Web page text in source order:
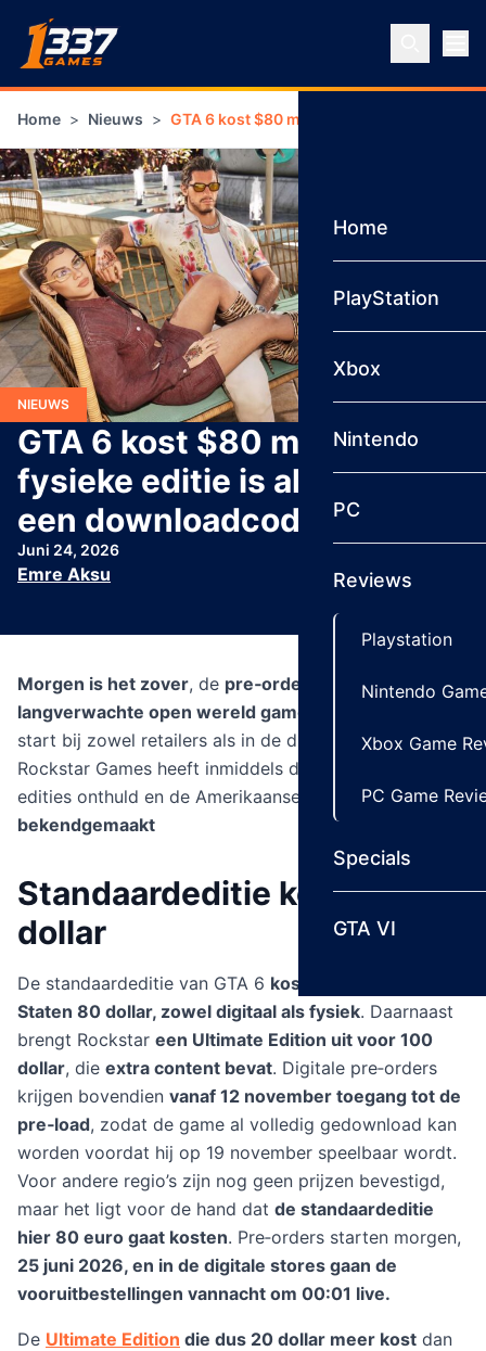
Ga naar inhoud
Home
PlayStation
Xbox
Nintendo
PC
Reviews
Playstation
Nintendo
Xbox Game
PC Game
Specials
GTA VI
Home > Nieuws > GTA 6 kost $80 maar fysieke editie is
GTA 6 kost $80 maar
fysieke editie is alleen maar
een downloadcode
Juni 24, 2026
Emre Aksu
NIEUWS
Morgen is het zover, de pre‑orders van de
langverwachte open wereld game
start bij zowel retailers als in de digitale stores.
Rockstar Games heeft inmiddels de verschillende
edities onthuld en de Amerikaanse
dollarprijzen
bekendgemaakt
Standaardeditie kost 80
dollar
De standaardeditie van GTA 6 kost in de Verenigde
Staten 80 dollar, zowel digitaal als fysiek. Daarnaast
brengt Rockstar een Ultimate Edition uit voor 100
dollar, die extra content bevat. Digitale pre‑orders
krijgen bovendien vanaf 12 november toegang tot de
pre‑load, zodat de game al volledig gedownload kan
worden voordat hij op 19 november speelbaar wordt.
Voor andere regio’s zijn nog geen prijzen bevestigd,
maar het ligt voor de hand dat de standaardeditie
hier 80 euro gaat kosten. Pre‑orders starten morgen,
25 juni 2026, en in de digitale stores gaan de
vooruitbestellingen vannacht om 00:01 live.
De Ultimate Edition die dus 20 dollar meer kost dan